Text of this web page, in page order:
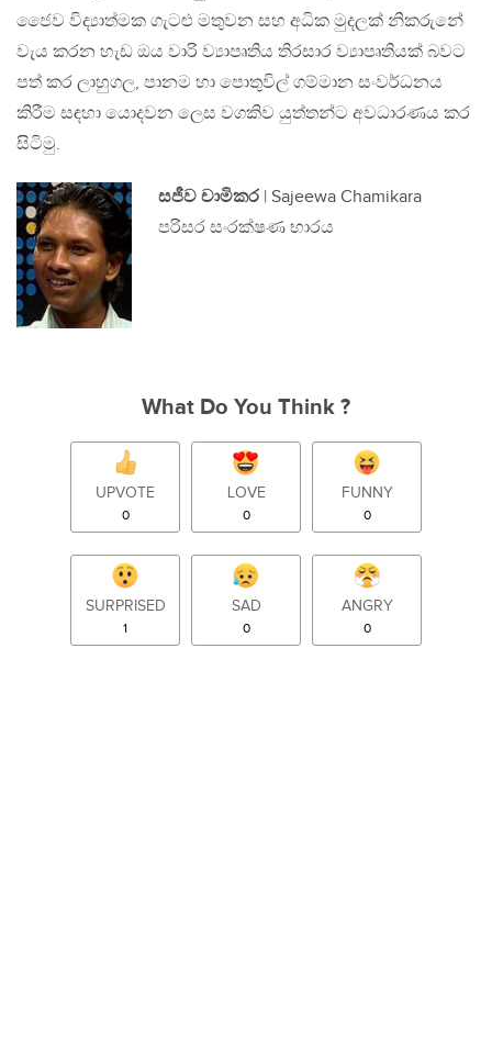
ජෛව විද්‍යාත්මක ගැටළු මතුවන සහ අධික මුදලක් නිකරුනේ
වැය කරන හැඩ ඔය වාරි ව්‍යාපෘතිය තිරසාර ව්‍යාපෘතියක් බවට
පත් කර ලාහුගල, පානම හා පොතුවිල් ගම්මාන සංවර්ධනය
කිරීම සඳහා යොදවන ලෙස වගකිව යුත්තන්ට අවධාරණය කර
සිටිමු.
සජීව චාමිකර | Sajeewa Chamikara
පරිසර සංරක්ෂණ භාරය
What Do You Think ?
UPVOTE
0
LOVE
0
FUNNY
0
SURPRISED
1
SAD
0
ANGRY
0